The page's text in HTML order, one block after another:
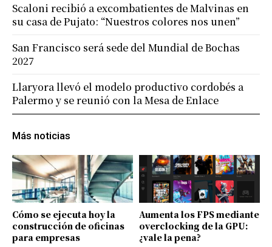
Más noticias
Cómo se ejecuta hoy la
construcción de oficinas
para empresas
Aumenta los FPS mediante
overclocking de la GPU:
¿vale la pena?
Scaloni recibió a excombatientes de Malvinas en
su casa de Pujato: “Nuestros colores nos unen”
San Francisco será sede del Mundial de Bochas
2027
Llaryora llevó el modelo productivo cordobés a
Palermo y se reunió con la Mesa de Enlace